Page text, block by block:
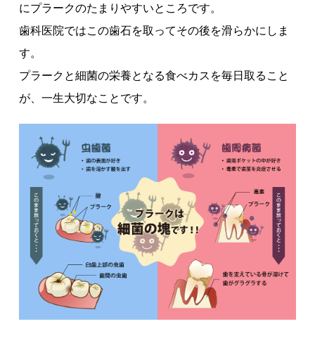
にプラークのたまりやすいところです。
歯科医院ではこの歯石を取ってその後を滑らかにしま
す。
プラークと細菌の栄養となる食べカスを毎日取ること
が、一生大切なことです。